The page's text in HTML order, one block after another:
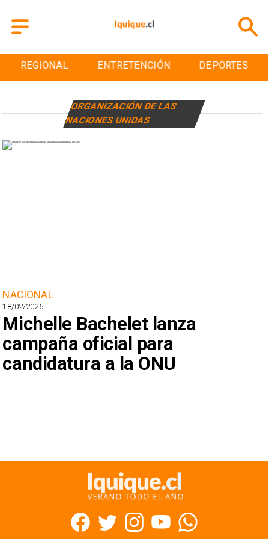
REGIONAL ENTRETENCIÓN DEPORTES
NACIONAL
18/02/2026
Michelle Bachelet lanza
campaña oficial para
candidatura a la ONU
ORGANIZACIÓN DE LAS
NACIONES UNIDAS